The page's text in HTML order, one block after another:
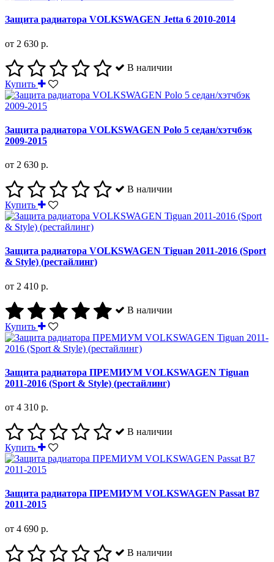
Защита радиатора VOLKSWAGEN Jetta 6 2010-2014
от 2 630 р.
В наличии
Купить
Защита радиатора VOLKSWAGEN Polo 5 седан/хэтчбэк
2009-2015
от 2 630 р.
В наличии
Купить
Защита радиатора VOLKSWAGEN Tiguan 2011-2016 (Sport
& Style) (рестайлинг)
от 2 410 р.
В наличии
Купить
Защита радиатора ПРЕМИУМ VOLKSWAGEN Tiguan
2011-2016 (Sport & Style) (рестайлинг)
от 4 310 р.
В наличии
Купить
Защита радиатора ПРЕМИУМ VOLKSWAGEN Passat B7
2011-2015
от 4 690 р.
В наличии